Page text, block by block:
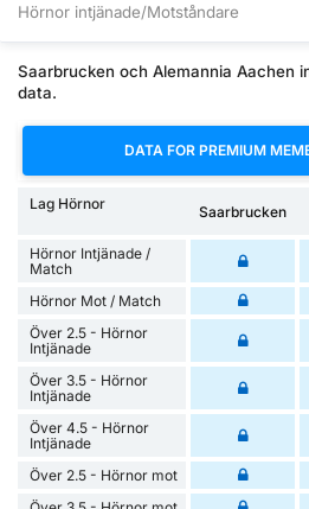
Hörnor intjänade/Motståndare
Saarbrucken och Alemannia Aachen
data.
DATA FOR PREMIUM
Lag Hörnor Saarbrucken
Hörnor Intjänade /
Match
Hörnor Mot / Match
Över 2.5 - Hörnor
Intjänade
Över 3.5 - Hörnor
Intjänade
Över 4.5 - Hörnor
Intjänade
Över 2.5 - Hörnor mot